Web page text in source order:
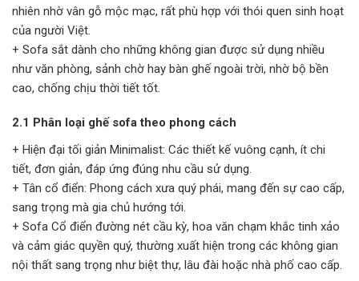
nhiên nhờ vân gỗ mộc mạc, rất phù hợp với thói quen sinh hoạt
của người Việt.
+ Sofa sắt dành cho những không gian được sử dụng nhiều
như văn phòng, sảnh chờ hay bàn ghế ngoài trời, nhờ bộ bền
cao, chống chịu thời tiết tốt.
2.1 Phân loại ghế sofa theo phong cách
+ Hiện đại tối giản Minimalist: Các thiết kế vuông cạnh, ít chi
tiết, đơn giản, đáp ứng đúng nhu cầu sử dụng.
+ Tân cổ điển: Phong cách xưa quý phái, mang đến sự cao cấp,
sang trọng mà gia chủ hướng tới.
+ Sofa Cổ điển đường nét cầu kỳ, hoa văn chạm khắc tinh xảo
và cảm giác quyền quý, thường xuất hiện trong các không gian
nội thất sang trọng như biệt thự, lâu đài hoặc nhà phố cao cấp.